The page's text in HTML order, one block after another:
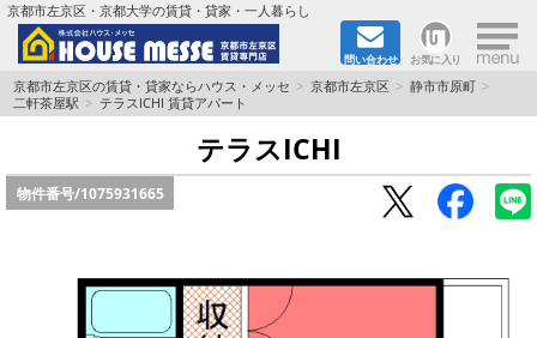
京都市左京区・京都大学の賃貸・貸家・一人暮らし
問い合わせ お気に入り ×
TOPページ
地域から検索
書類DL & 入居者さまへ
京都市左京区の賃貸・貸家ならハウス・メッセ 京都市左京区
静市市原町
二軒茶屋駅
テラスICHI 賃貸アパート
テラスICHI
物件番号/1075931665